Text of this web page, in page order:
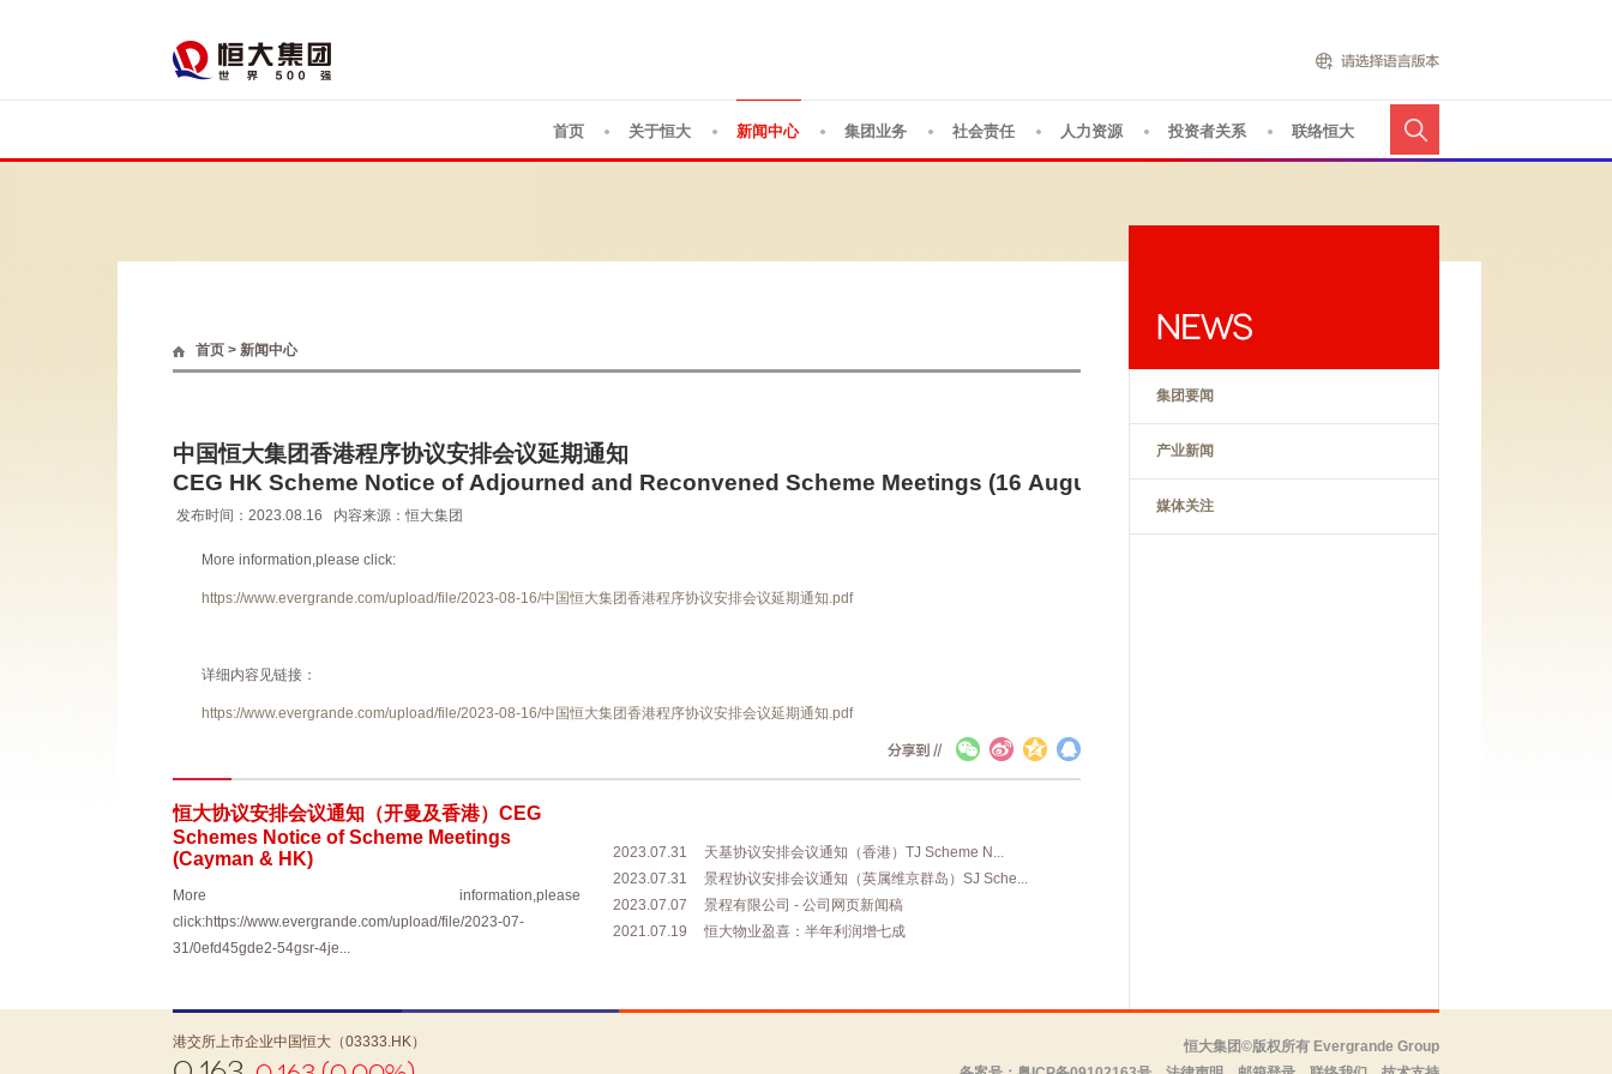
首页 关于恒大 新闻中心 集团业务 社会责任 人力资源 投资者关系 联络恒大
首页 > 新闻中心
中国恒大集团香港程序协议安排会议延期通知
CEG HK Scheme Notice of Adjourned and Reconvened Scheme Meetings (16 August)
发布时间：2023.08.16 内容来源：恒大集团
More information,please click:
https://www.evergrande.com/upload/file/2023-08-16/中国恒大集团香港程序协议安排会议延期通知.pdf
详细内容见链接：
https://www.evergrande.com/upload/file/2023-08-16/中国恒大集团香港程序协议安排会议延期通知.pdf
恒大协议安排会议通知（开曼及香港）CEG
Schemes Notice of Scheme Meetings
(Cayman & HK)
More information,please
click:https://www.evergrande.com/upload/file/2023-07-
31/0efd45gde2-54gsr-4je...
2023.07.31
天基协议安排会议通知（香港）TJ Scheme N...
2023.07.31
景程协议安排会议通知（英属维京群岛）SJ Sche...
2023.07.07
景程有限公司 - 公司网页新闻稿
2021.07.19
恒大物业盈喜：半年利润增七成
集团要闻
产业新闻
媒体关注
恒大集团©版权所有 Evergrande Group
港交所上市企业中国恒大（03333.HK）